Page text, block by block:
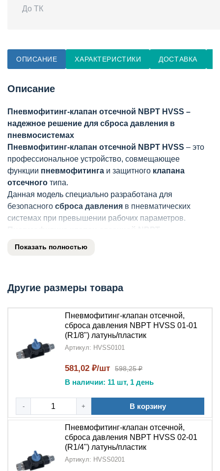
До ТК
ОПИСАНИЕ ХАРАКТЕРИСТИКИ ДОСТАВКА
Описание
Пневмофитинг-клапан отсечной NBPT HVSS –
надежное решение для сброса давления в
пневмосистемах
Пневмофитинг-клапан отсечной NBPT HVSS – это
профессиональное устройство, совмещающее
функции пневмофитинга и защитного клапана
отсечного типа.
Данная модель специально разработана для
безопасного сброса давления в пневматических
системах при превышении рабочих параметров.
Преимущества HVSS
срабатывает при опасном повышении давления
Двойная функциональность– сочетает
пневмофитинга и защитного клапана
Точный сброс давления– система
давленияcalibrated для точного реагирования
Простота монтажа– стандартные
присоединительные размеры для легкой установки
высококачественных износостойких материалов
Применение HVSS
Пневмофитинг-клапан отсечной NBPT
применяется:
В промышленных
Показать полностью
Другие размеры товара
Пневмофитинг-клапан отсечной,
сброса давления NBPT HVSS 01-01
(R1/8") латунь/пластик
Артикул: HVSS0101
581,02 ₽/шт 598,25 ₽
В наличии: 11 шт, 1 день
- + В корзину
Пневмофитинг-клапан отсечной,
сброса давления NBPT HVSS 02-01
(R1/4") латунь/пластик
Артикул: HVSS0201